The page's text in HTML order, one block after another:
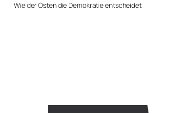
Wie der Osten die Demokratie entscheidet